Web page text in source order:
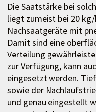
Die Saatstärke bei
liegt zumeist bei 20 kg/
Nachsaatgeräte mit
Damit sind eine
Verteilung
zur Verfügung, kann
eingesetzt werden.
sowie der
und genau eingestellt